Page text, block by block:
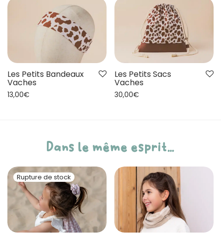
Les Petits Bandeaux
Vaches
13,00€
Les Petits Sacs
Vaches
30,00€
Dans le même esprit…